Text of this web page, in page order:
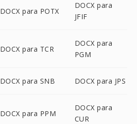
DOCX para POTX
DOCX para
JFIF
DOCX para TCR
DOCX para
PGM
DOCX para SNB DOCX para JPS
DOCX para PPM
DOCX para
CUR